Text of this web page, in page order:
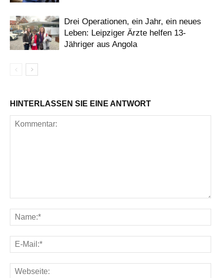
Drei Operationen, ein Jahr, ein neues
Leben: Leipziger Ärzte helfen 13-
Jähriger aus Angola
HINTERLASSEN SIE EINE ANTWORT